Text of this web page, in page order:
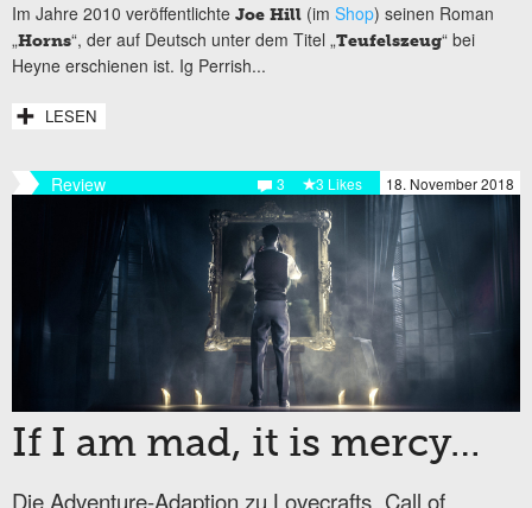
Im Jahre 2010 veröffentlichte Joe Hill (im Shop) seinen Roman
„Horns“, der auf Deutsch unter dem Titel „Teufelszeug“ bei
Heyne erschienen ist. Ig Perrish...
LESEN
Review 18. November 2018
3 Likes
3
If I am mad, it is mercy…
Die Adventure-Adaption zu Lovecrafts „Call of